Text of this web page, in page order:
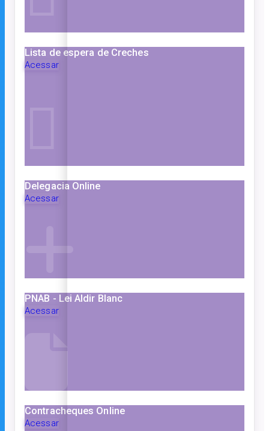
Lista de espera de Creches
Acessar
Delegacia Online
Acessar
PNAB - Lei Aldir Blanc
Acessar
Contracheques Online
Acessar